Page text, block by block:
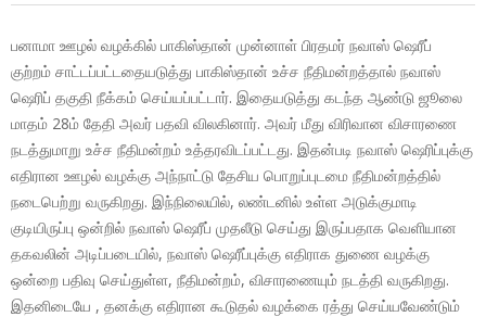
பனாமா ஊழல் வழக்கில் பாகிஸ்தான் முன்னாள் பிரதமர் நவாஸ் ஷெரீப்
குற்றம் சாட்டப்பட்டதையடுத்து பாகிஸ்தான் உச்ச நீதிமன்றத்தால் நவாஸ்
ஷெரிப் தகுதி நீக்கம் செய்யப்பட்டார். இதையடுத்து கடந்த ஆண்டு ஜூலை
மாதம் 28ம் தேதி அவர் பதவி விலகினார். அவர் மீது விரிவான விசாரணை
நடத்துமாறு உச்ச நீதிமன்றம் உத்தரவிடப்பட்டது. இதன்படி நவாஸ் ஷெரிப்புக்கு
எதிரான ஊழல் வழக்கு அந்நாட்டு தேசிய பொறுப்புடமை நீதிமன்றத்தில்
நடைபெற்று வருகிறது. இந்நிலையில், லண்டனில் உள்ள அடுக்குமாடி
குடியிருப்பு ஒன்றில் நவாஸ் ஷெரீப் முதலீடு செய்து இருப்பதாக வெளியான
தகவலின் அடிப்படையில், நவாஸ் ஷெரீப்புக்கு எதிராக துணை வழக்கு
ஒன்றை பதிவு செய்துள்ள, நீதிமன்றம், விசாரணையும் நடத்தி வருகிறது.
இதனிடையே , தனக்கு எதிரான கூடுதல் வழக்கை ரத்து செய்யவேண்டும்